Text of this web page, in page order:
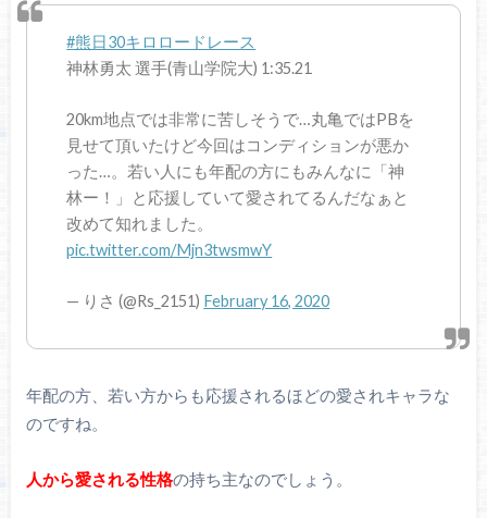
#熊日30キロロードレース
神林勇太 選手(青山学院大) 1:35.21
20km地点では非常に苦しそうで…丸亀ではPBを
見せて頂いたけど今回はコンディションが悪か
った…。若い人にも年配の方にもみんなに「神
林ー！」と応援していて愛されてるんだなぁと
改めて知れました。
pic.twitter.com/Mjn3twsmwY
— りさ (@Rs_2151) February 16, 2020
年配の方、若い方からも応援されるほどの愛されキャラな
のですね。
人から愛される性格の持ち主なのでしょう。